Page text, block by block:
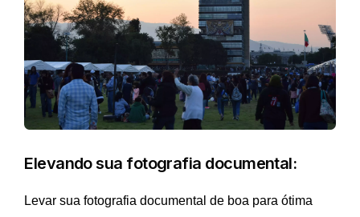
Elevando sua fotografia documental:
Levar sua fotografia documental de boa para ótima